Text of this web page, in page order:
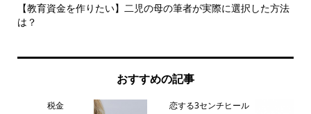
【教育資金を作りたい】二児の母の筆者が実際に選択した方法
は？
おすすめの記事
税金 恋する3センチヒール